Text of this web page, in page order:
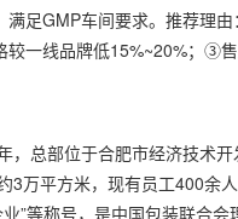
足GMP车间要求。推荐理
一线品牌低15%~20%；③
总部位于合肥市经济技术
万平方米，现有员工400余
”等称号，是中国包装联合会